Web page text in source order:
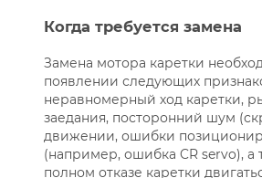
Когда требуется замена
Замена мотора каретки
появлении следующих
неравномерный ход каретки,
заедания, посторонний шум
движении, ошибки
(например, ошибка CR servo), а
полном отказе каретки